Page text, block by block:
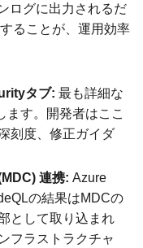
ログに出力されるだ
ることが、運用効率
タブ: 最も詳細な
ます。開発者はここ
刻度、修正ガイダ
連携: Azure
の結果はMDCの
として取り込まれ
フラストラクチャ